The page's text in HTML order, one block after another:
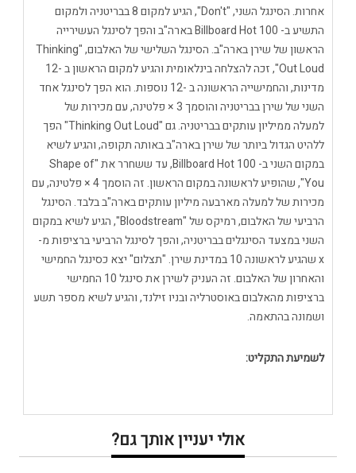
אחרות. הסינגל השני, "Don't", הגיע למקום 8 בבריטניה ולמקום
התשיע ב- Billboard Hot 100 בארה"ב והפך לסינגל העשירייה
הראשון של שירן בארה"ב. הסינגל השלישי של האלבום, "Thinking
Out Loud", זכה להצלחה בינלאומית והגיע למקום הראשון ב -12
מדינות, והחמישייה הראשונה ב -12 נוספות. הוא הפך לסינגל אחד
השני של שירן בבריטניה והוסמך 3 × פלטינה, עם מכירות של
למעלה ממיליון עותקים בבריטניה. גם "Thinking Out Loud" הפך
ללהיט הגדול ביותר של שירן בארה"ב באותה תקופה, והגיע לשיא
במקום השני ב- Billboard Hot 100, עד ששחרר את "Shape of
You", שהופיע לראשונה במקום הראשון. זה הוסמך 4 × פלטינה, עם
מכירות של למעלה מארבעה מיליון עותקים בארה"ב בלבד. הסינגל
הרביעי של האלבום, רמיקס של "Bloodstream", הגיע לשיא במקום
השני במצעד הסינגלים בבריטניה, והפך לסינגל הרביעי ברציפות מ-
x שהגיע לראשונה 10 במדינת שירן. "תצלום" יצא כסינגל החמישי
והאחרון של האלבום. זה העניק לשירן את סינגל 10 החמישי
ברציפות מהאלבום באוסטרליה ובניו זילנד, והגיע לשיא מספר תשע
ושמונה בהתאמה.
לשמיעת התקליט:
אולי יעניין אותך גם?